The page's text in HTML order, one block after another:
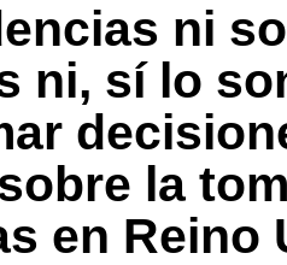
ni
ni, sí lo
la
en Reino